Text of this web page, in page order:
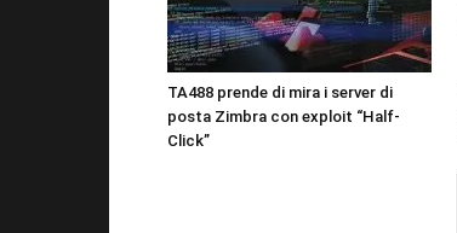
TA488 prende di mira i server di
posta Zimbra con exploit “Half-
Click”